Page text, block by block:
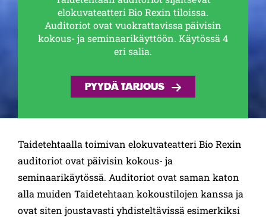
elokuvateatteri Bio Rexin tiloissa.
Auditoriot ovat vuokrattavissa päivisin
kokous- ja seminaarikäyttöön. Käytössä 4
eri salia.
PYYDÄ TARJOUS
Taidetehtaalla toimivan elokuvateatteri Bio Rexin
auditoriot ovat päivisin kokous- ja
seminaarikäytössä. Auditoriot ovat saman katon
alla muiden Taidetehtaan kokoustilojen kanssa ja
ovat siten joustavasti yhdisteltävissä esimerkiksi